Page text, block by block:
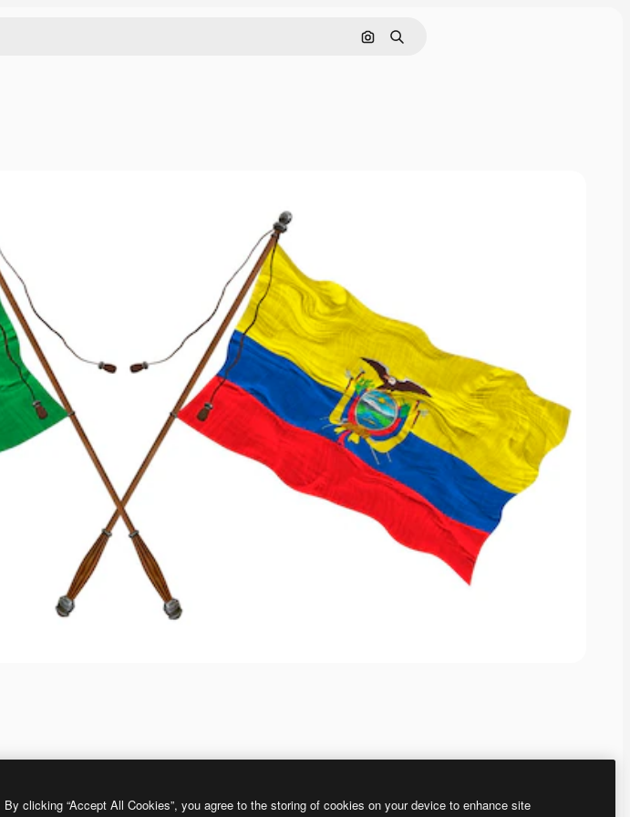
画像で検索
検索
By clicking “Accept All Cookies”, you agree to the storing of cookies on your device to enhance site